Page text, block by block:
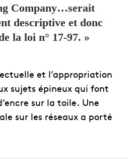
Company…serait
descriptive et donc
la loi n° 17-97. »
et l’appropriation
sujets épineux qui font
sur la toile. Une
sur les réseaux a porté